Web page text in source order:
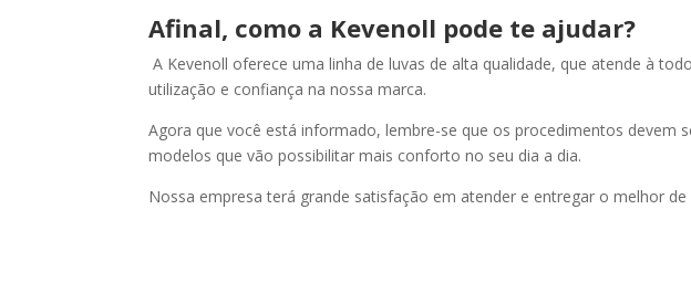
Afinal, como a Kevenoll pode te ajudar?
A Kevenoll oferece uma linha de luvas de alta qualidade, que atende à
utilização e confiança na nossa marca.
Agora que você está informado, lembre-se que os procedimentos devem
modelos que vão possibilitar mais conforto no seu dia a dia.
Nossa empresa terá grande satisfação em atender e entregar o melhor de